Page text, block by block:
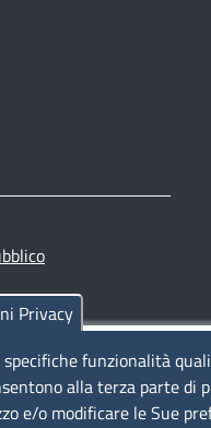
Privacy
funzionalità
alla terza parte
e/o modificare le Sue